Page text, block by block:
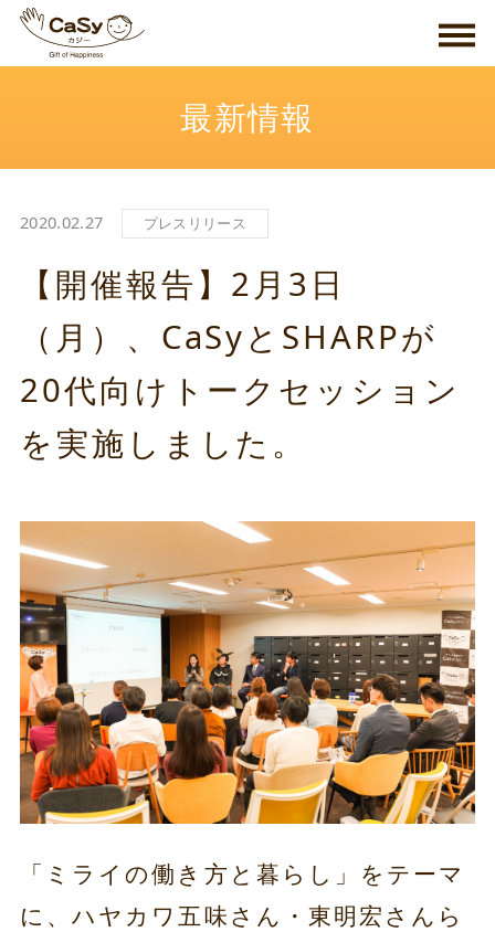
最新情報
2020.02.27 プレスリリース
【開催報告】2月3日
（月）、CaSyとSHARPが
20代向けトークセッション
を実施しました。
「ミライの働き方と暮らし」をテーマ
に、ハヤカワ五味さん・東明宏さんら